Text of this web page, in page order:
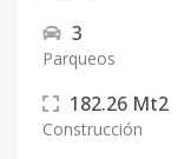
3
Parqueos
182.26 Mt2
Construcción